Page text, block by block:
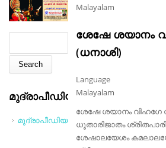
Malayalam
ശേഷേ ശയാനം
(ധനാശി)
Language
Malayalam
ശേഷേ ശയാനം വിഹഗേ
ധൂതാരിജാതം
ശേഷാലയേശം
മുദ്രാപീഡിയ
മുദ്രാപീഡിയ